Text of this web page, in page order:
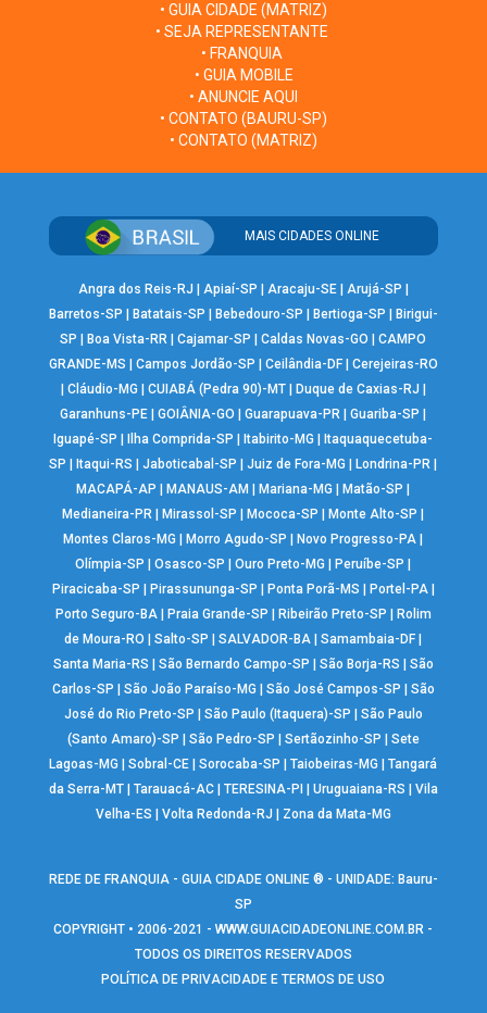
• GUIA CIDADE (MATRIZ)
• SEJA REPRESENTANTE
• FRANQUIA
• GUIA MOBILE
• ANUNCIE AQUI
• CONTATO (BAURU-SP)
• CONTATO (MATRIZ)
MAIS CIDADES ONLINE
Angra dos Reis-RJ | Apiaí-SP | Aracaju-SE| Arujá-SP |
Barretos-SP | Batatais-SP | Bebedouro-SP | Bertioga-SP | Birigui-
SP |Boa Vista-RR |Cajamar-SP |Caldas Novas-GO |CAMPO
GRANDE-MS | Campos Jordão-SP | Ceilândia-DF| Cerejeiras-RO
| Cláudio-MG | CUIABÁ (Pedra 90)-MT| Duque de Caxias-RJ |
Garanhuns-PE |GOIÂNIA-GO |Guarapuava-PR |Guariba-SP |
Iguapé-SP |Ilha Comprida-SP |Itabirito-MG |Itaquaquecetuba-
SP |Itaqui-RS |Jaboticabal-SP |Juiz de Fora-MG |Londrina-PR |
MACAPÁ-AP |MANAUS-AM |Mariana-MG |Matão-SP |
Medianeira-PR |Mirassol-SP |Mococa-SP |Monte Alto-SP |
Montes Claros-MG |Morro Agudo-SP |Novo Progresso-PA |
Olímpia-SP |Osasco-SP |Ouro Preto-MG |Peruíbe-SP |
Piracicaba-SP | Pirassununga-SP | Ponta Porã-MS | Portel-PA|
Porto Seguro-BA| Praia Grande-SP | Ribeirão Preto-SP | Rolim
de Moura-RO |Salto-SP |SALVADOR-BA |Samambaia-DF |
Santa Maria-RS | São Bernardo Campo-SP | São Borja-RS | São
Carlos-SP | São João Paraíso-MG | São José Campos-SP | São
José do Rio Preto-SP | São Paulo (Itaquera)-SP | São Paulo
(Santo Amaro)-SP | São Pedro-SP | Sertãozinho-SP | Sete
Lagoas-MG |Sobral-CE |Sorocaba-SP |Taiobeiras-MG |Tangará
da Serra-MT| Tarauacá-AC| TERESINA-PI | Uruguaiana-RS | Vila
Velha-ES | Volta Redonda-RJ | Zona da Mata-MG
REDE DE FRANQUIA - GUIA CIDADE ONLINE ® - UNIDADE: Bauru-
SP
COPYRIGHT • 2006-2021 -WWW.GUIACIDADEONLINE.COM.BR -
TODOS OS DIREITOS RESERVADOS
POLÍTICA DE PRIVACIDADE E TERMOS DE USO